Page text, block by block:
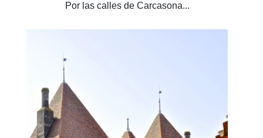
Por las calles de Carcasona...